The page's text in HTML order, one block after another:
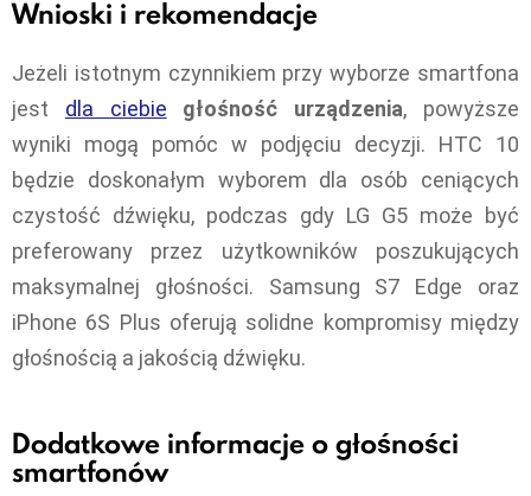
Wnioski i rekomendacje
Jeżeli istotnym czynnikiem przy wyborze smartfona
jest dla ciebie głośność urządzenia, powyższe
wyniki mogą pomóc w podjęciu decyzji. HTC 10
będzie doskonałym wyborem dla osób ceniących
czystość dźwięku, podczas gdy LG G5 może być
preferowany przez użytkowników poszukujących
maksymalnej głośności. Samsung S7 Edge oraz
iPhone 6S Plus oferują solidne kompromisy między
głośnością a jakością dźwięku.
Dodatkowe informacje o głośności
smartfonów